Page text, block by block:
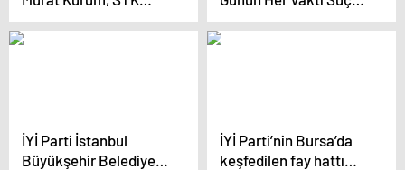
Ziyaretinde Dünya
Mazlumlarının Umutla
Önlemek İçin
Çalışıyoruz
İYİ Parti İstanbul
Büyükşehir Belediye
İYİ Parti’nin Bursa’da
keşfedilen fay hattı